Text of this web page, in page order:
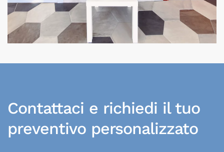
Contattaci e richiedi il tuo
preventivo personalizzato